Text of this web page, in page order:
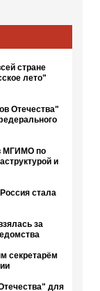
стране
лето"
Отечества"
МГИМО по
и
стала
за
секретарём
для